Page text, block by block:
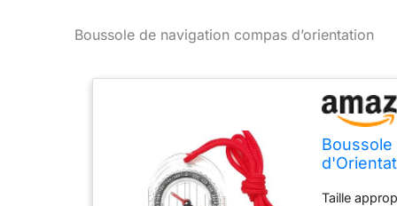
aventures
tels que les
pour guider
Boussole de navigation compas d’orientation
Taille